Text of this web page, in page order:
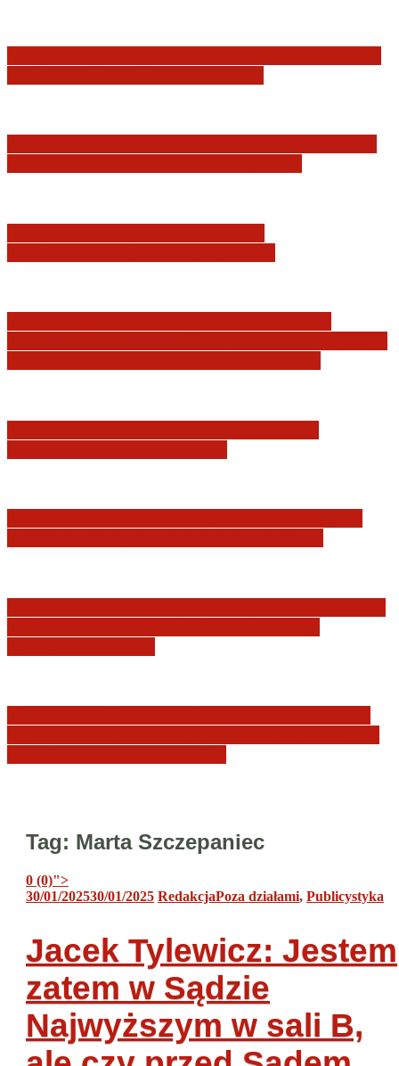
Tag: Marta Szczepaniec
0 (0)">
30/01/202530/01/2025 RedakcjaPoza działami, Publicystyka
Jacek Tylewicz: Jestem
zatem w Sądzie
Najwyższym w sali B,